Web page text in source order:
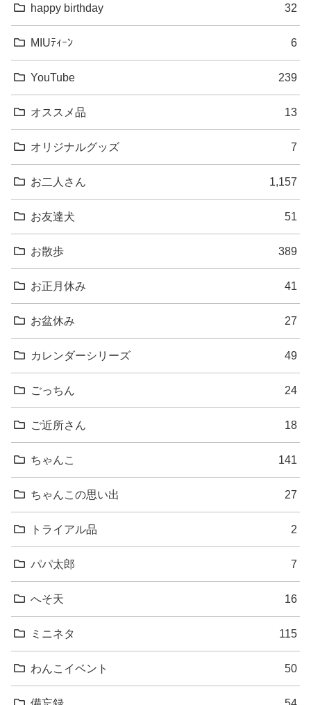
happy birthday 32
MIUﾃｨｰﾝ 6
YouTube 239
オススメ品 13
オリジナルグッズ 7
お二人さん 1,157
お友達犬 51
お散歩 389
お正月休み 41
お盆休み 27
カレンダーシリーズ 49
ごっちん 24
ご近所さん 18
ちゃんこ 141
ちゃんこの思い出 27
トライアル品 2
パパ太郎 7
へそ天 16
ミニネタ 115
わんこイベント 50